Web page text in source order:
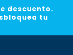
descuento.
tu